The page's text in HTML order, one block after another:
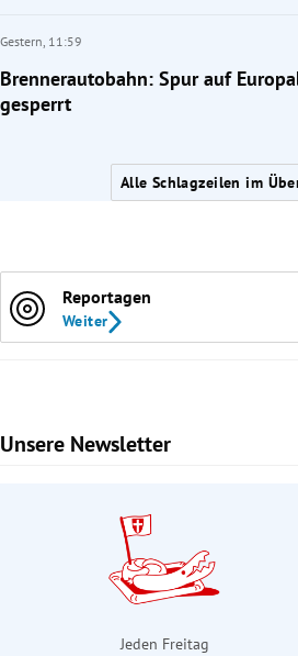
Gestern, 11:59
Brennerautobahn: Spur auf
gesperrt
Alle Schlagzeilen im
Reportagen
Weiter
Unsere Newsletter
Slide 1 von 9
Jeden Freitag